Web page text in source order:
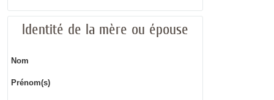
Identité de la mère ou épouse
Nom
Prénom(s)